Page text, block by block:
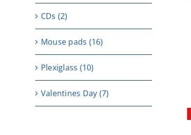
CDs (2)
Μouse pads (16)
Plexiglass (10)
Valentines Day (7)